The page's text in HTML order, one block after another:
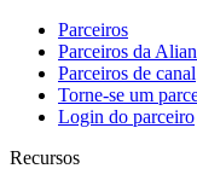
Parceiros
Parceiros da
Parceiros de canal
Torne-se um
Login do parceiro
Recursos